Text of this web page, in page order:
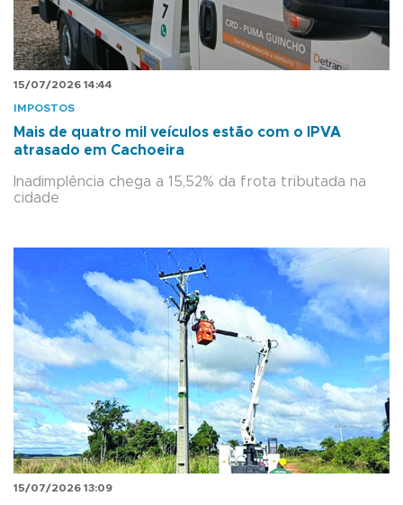
15/07/2026 14:44
IMPOSTOS
Mais de quatro mil veículos estão com o IPVA
atrasado em Cachoeira
Inadimplência chega a 15,52% da frota tributada na
cidade
15/07/2026 13:09